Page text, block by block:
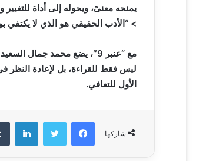
يمنحه معنىً، ويحوله إلى أداة
> “الأدب الحقيقي هو الذي لا يكتفي
مع “عنبر 9″، يضع محمد
ليس فقط للقراءة، بل لإعادة النظر
الأول للتعافي.
شاركها
فيسبوك تويتر لينكدإن